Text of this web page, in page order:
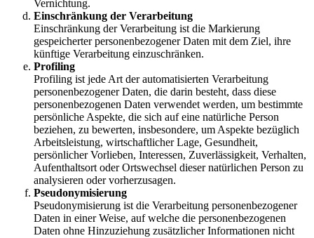
Vernichtung.
Einschränkung der Verarbeitung
Einschränkung der Verarbeitung ist die Markierung
gespeicherter personenbezogener Daten mit dem Ziel, ihre
künftige Verarbeitung einzuschränken.
Profiling
Profiling ist jede Art der automatisierten Verarbeitung
personenbezogener Daten, die darin besteht, dass diese
personenbezogenen Daten verwendet werden, um bestimmte
persönliche Aspekte, die sich auf eine natürliche Person
beziehen, zu bewerten, insbesondere, um Aspekte bezüglich
Arbeitsleistung, wirtschaftlicher Lage, Gesundheit,
persönlicher Vorlieben, Interessen, Zuverlässigkeit, Verhalten,
Aufenthaltsort oder Ortswechsel dieser natürlichen Person zu
analysieren oder vorherzusagen.
Pseudonymisierung
Pseudonymisierung ist die Verarbeitung personenbezogener
Daten in einer Weise, auf welche die personenbezogenen
Daten ohne Hinzuziehung zusätzlicher Informationen nicht